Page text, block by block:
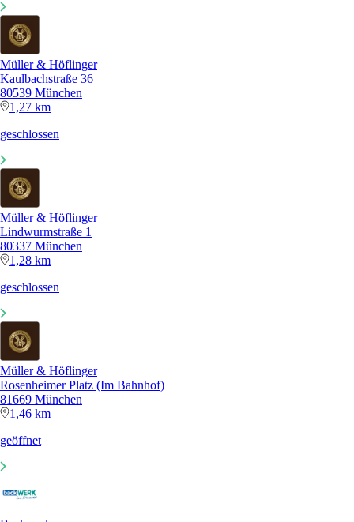
Müller & Höflinger
Kaulbachstraße 36
80539 München
1,27 km
geschlossen
Müller & Höflinger
Lindwurmstraße 1
80337 München
1,28 km
geschlossen
Müller & Höflinger
Rosenheimer Platz (Im Bahnhof)
81669 München
1,46 km
geöffnet